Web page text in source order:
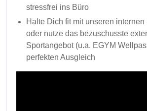
stressfrei ins Büro
Halte Dich fit mit unseren internen
oder nutze das bezuschusste
Sportangebot (u.a. EGYM
perfekten Ausgleich